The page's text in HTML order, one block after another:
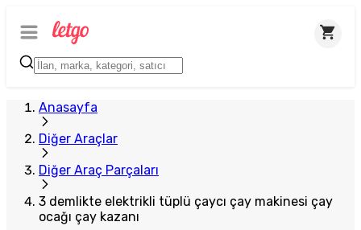
Anasayfa
Diğer Araçlar
Diğer Araç Parçaları
3 demlikte elektrikli tüplü çaycı çay makinesi çay
ocağı çay kazanı
Plus Satıcı